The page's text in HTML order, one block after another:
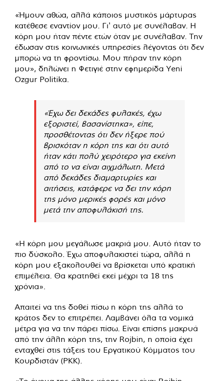
«Ήμουν αθώα, αλλά κάποιος μυστικός μάρτυρας
κατέθεσε εναντίον μου. Γι' αυτό με συνέλαβαν. Η
κόρη μου ήταν πέντε ετών όταν με συνέλαβαν. Την
έδωσαν στις κοινωνικές υπηρεσίες λέγοντας ότι δεν
μπορώ να τη φροντίσω. Μου πήραν την κόρη
μου», δηλώνει η Φετιγιέ στην εφημερίδα Yeni
Ozgur Politika.
«Έχω δει δεκάδες φυλακές, έχω
εξοριστεί, βασανίστηκα», είπε,
προσθέτοντας ότι δεν ήξερε πού
βρισκόταν η κόρη της και ότι αυτό
ήταν κάτι πολύ χειρότερο για εκείνη
από το να είναι αιχμάλωτη. Μετά
από δεκάδες διαμαρτυρίες και
αιτήσεις, κατάφερε να δει την κόρη
της μόνο μερικές φορές και μόνο
μετά την αποφυλάκισή της.
«Η κόρη μου μεγάλωσε μακριά μου. Αυτό ήταν το
πιο δύσκολο. Έχω αποφυλακιστεί τώρα, αλλά η
κόρη μου εξακολουθεί να βρίσκεται υπό κρατική
επιμέλεια. Θα κρατηθεί εκεί μέχρι τα 18 της
χρόνια».
Απαιτεί να της δοθεί πίσω η κόρη της αλλά το
κράτος δεν το επιτρέπει. Λαμβάνει όλα τα νομικά
μέτρα για να την πάρει πίσω. Είναι επίσης μακρυά
από την άλλη κόρη της, την Rojbin, η οποία έχει
ενταχθεί στις τάξεις του Εργατικού Κόμματος του
Κουρδιστάν (PKK).